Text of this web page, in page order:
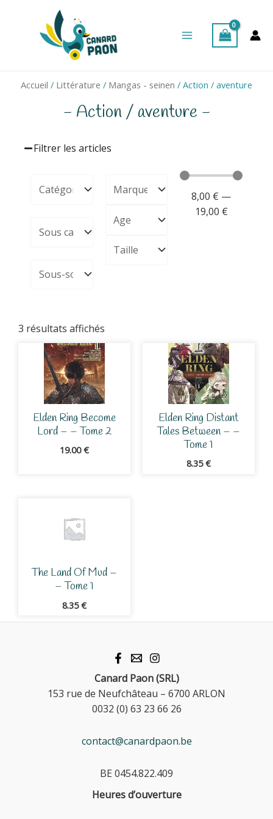
Menu
Accueil / Littérature / Mangas - seinen / Action / aventure
- Action / aventure -
Filtrer les articles
8,00 € —
19,00 €
3 résultats affichés
Elden Ring Become
Lord – – Tome 2
19.00€
Elden Ring Distant
Tales Between – –
Tome 1
8.35€
The Land Of Mud –
– Tome 1
8.35€
Canard Paon (SRL)
153 rue de Neufchâteau – 6700 ARLON
0032 (0) 63 23 66 26
contact@canardpaon.be
BE 0454.822.409
Heures d’ouverture